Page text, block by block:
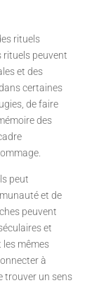
rituels
rituels peuvent
et des
certaines
de faire
des
peut
et de
peuvent
et
mêmes
à
trouver un sens